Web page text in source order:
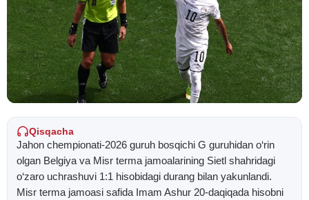
Qisqacha
Jahon chempionati-2026 guruh bosqichi G guruhidan o‘rin
olgan Belgiya va Misr terma jamoalarining Sietl shahridagi
o‘zaro uchrashuvi 1:1 hisobidagi durang bilan yakunlandi.
Misr terma jamoasi safida Imam Ashur 20-daqiqada hisobni